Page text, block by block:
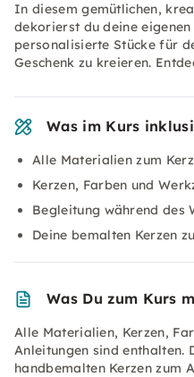
In diesem gemütlichen,
dekorierst du deine eigenen
personalisierte Stücke für
Geschenk zu kreieren.
Was im Kurs
Alle Materialien zum
Kerzen, Farben und
Begleitung während des
Deine bemalten Kerzen
Was Du zum Kurs
Alle Materialien, Kerzen,
Anleitungen sind enthalten.
handbemalten Kerzen zum